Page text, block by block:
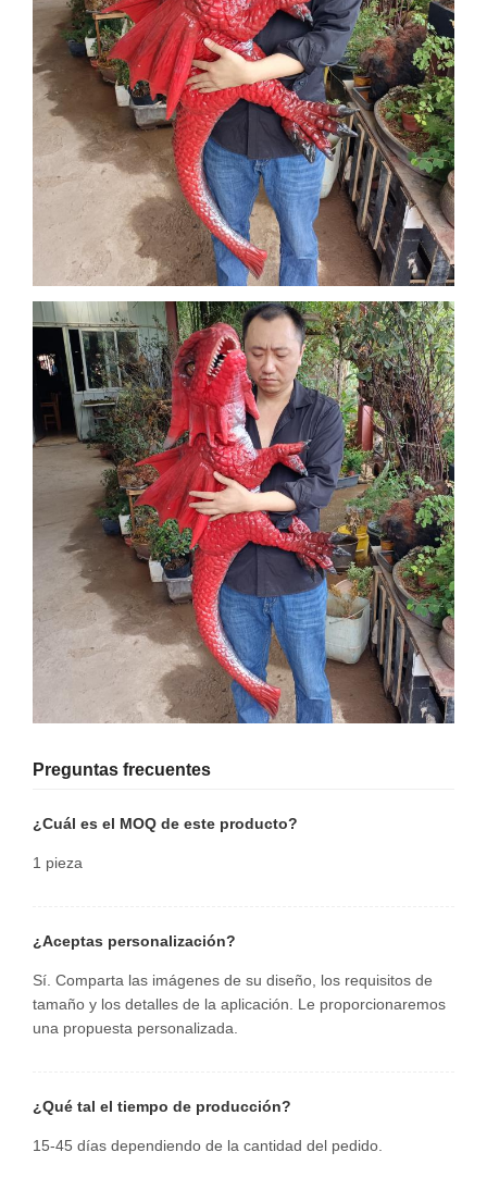
Preguntas frecuentes
¿Cuál es el MOQ de este producto?
1 pieza
¿Aceptas personalización?
Sí. Comparta las imágenes de su diseño, los requisitos de
tamaño y los detalles de la aplicación. Le proporcionaremos
una propuesta personalizada.
¿Qué tal el tiempo de producción?
15-45 días dependiendo de la cantidad del pedido.